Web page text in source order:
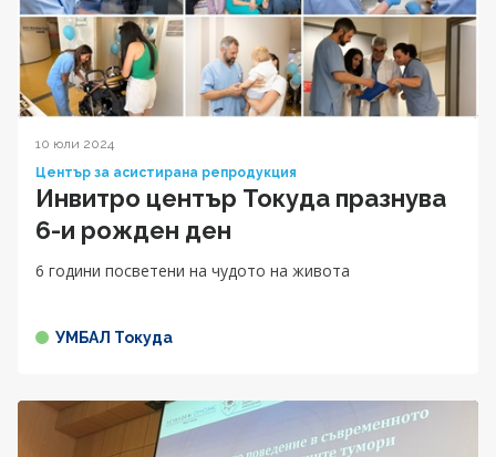
10 юли 2024
Център за асистирана репродукция
Инвитро център Токуда празнува
6-и рожден ден
6 години посветени на чудото на живота
УМБАЛ Токуда